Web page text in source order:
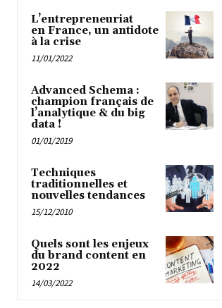
L’entrepreneuriat
en France, un antidote
à la crise
11/01/2022
Advanced Schema :
champion français de
l’analytique & du big
data !
01/01/2019
Techniques
traditionnelles et
nouvelles tendances
15/12/2010
Quels sont les enjeux
du brand content en
2022
14/03/2022